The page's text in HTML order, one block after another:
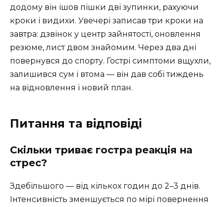
додому він ішов пішки дві зупинки, рахуючи
кроки і видихи. Увечері записав три кроки на
завтра: дзвінок у центр зайнятості, оновлення
резюме, лист двом знайомим. Через два дні
повернувся до спорту. Гострі симптоми вщухли,
залишився сум і втома — він дав собі тиждень
на відновлення і новий план.
Питання та відповіді
Скільки триває гостра реакція на
стрес?
Здебільшого — від кількох годин до 2–3 днів.
Інтенсивність зменшується по мірі повернення